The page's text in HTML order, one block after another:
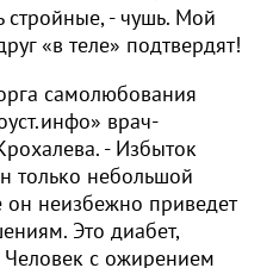
- чушь. Мой
«в теле» подтвердят!
самолюбования
врач-
- Избыток
только небольшой
неизбежно приведет
Это диабет,
Человек с ожирением